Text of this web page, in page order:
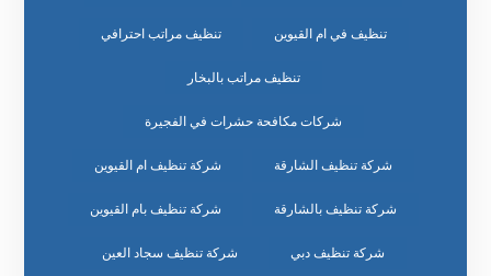
تنظيف في ام القيوين تنظيف مراتب احترافي
تنظيف مراتب بالبخار
شركات مكافحة حشرات في الفجيرة
شركة تنظيف الشارقة شركة تنظيف ام القيوين
شركة تنظيف بالشارقة شركة تنظيف بام القيوين
شركة تنظيف دبي شركة تنظيف سجاد العين